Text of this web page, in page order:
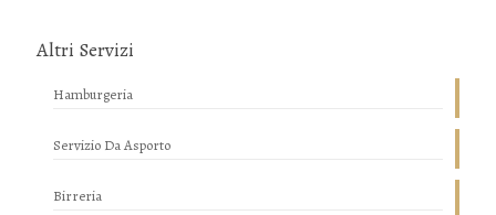
Altri Servizi
Hamburgeria
Servizio Da Asporto
Birreria